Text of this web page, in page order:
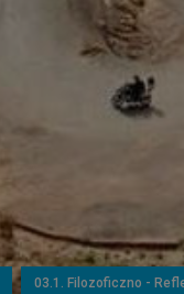
03.1. Filozoficzno -